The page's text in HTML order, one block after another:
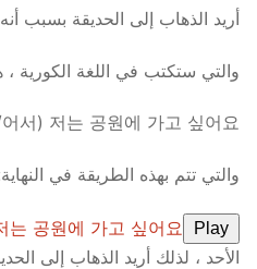
أريد الذهاب إلى الحديقة بسبب
والتي ستكتب في اللغة الكورية ،
서) 저는 공원에 가고 싶어요
والتي تتم بهذه الطريقة في
Play
는 공원에 가고 싶어요
الأحد ، لذلك أريد الذهاب إلى